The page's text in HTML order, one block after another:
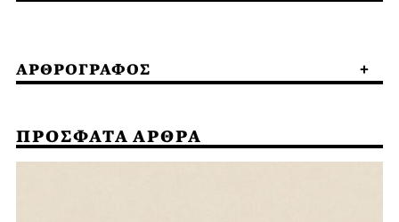
ΑΡΘΡΟΓΡΑΦΟΣ
ΠΡΟΣΦΑΤΑ ΑΡΘΡΑ